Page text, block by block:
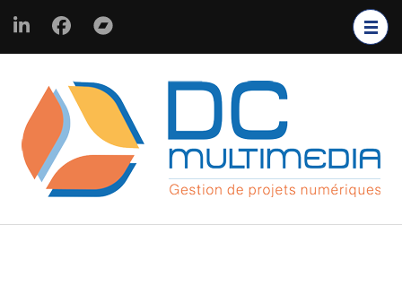
Aller
au
(Pressez
Entrée)